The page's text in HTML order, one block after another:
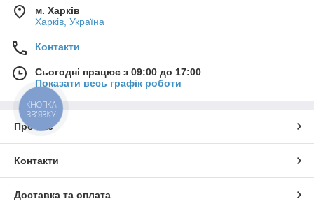
м. Харків
Харків, Україна
Контакти
Сьогодні працює з 09:00 до 17:00
Показати весь графік роботи
Про нас
Контакти
Доставка та оплата
КНОПКА
ЗВ'ЯЗКУ